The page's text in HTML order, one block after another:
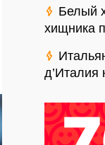
Белый
хищника
д’Италия